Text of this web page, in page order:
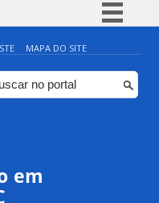
Simplifique!
Comunica BR
Participe
Canais
MAPA DO SITE
em